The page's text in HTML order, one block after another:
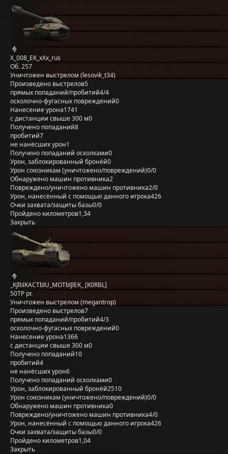
X_008_EK_xXx_rus
Об. 257
Уничтожен выстрелом (lesovik_t34)
Произведено выстрелов5
прямых попаданий/пробитий4/4
осколочно-фугасных повреждений0
Нанесение урона1741
с дистанции свыше 300 м0
Получено попаданий8
пробитий7
не нанёсших урон1
Получено попаданий осколками0
Урон, заблокированный бронёй0
Урон союзникам (уничтожено/повреждений)0/0
Обнаружено машин противника2
Повреждено/уничтожено машин противника2/0
Урон, нанесённый с помощью данного игрока426
Очки захвата/защиты базы0/0
Пройдено километров1,34
Закрыть
_KJlblKACTblU_MOTblJlEK_ [K0RBL]
50TP pr.
Уничтожен выстрелом (megantrop)
Произведено выстрелов7
прямых попаданий/пробитий4/3
осколочно-фугасных повреждений0
Нанесение урона1366
с дистанции свыше 300 м0
Получено попаданий10
пробитий4
не нанёсших урон6
Получено попаданий осколками0
Урон, заблокированный бронёй2510
Урон союзникам (уничтожено/повреждений)0/0
Обнаружено машин противника0
Повреждено/уничтожено машин противника4/0
Урон, нанесённый с помощью данного игрока426
Очки захвата/защиты базы0/0
Пройдено километров1,04
Закрыть